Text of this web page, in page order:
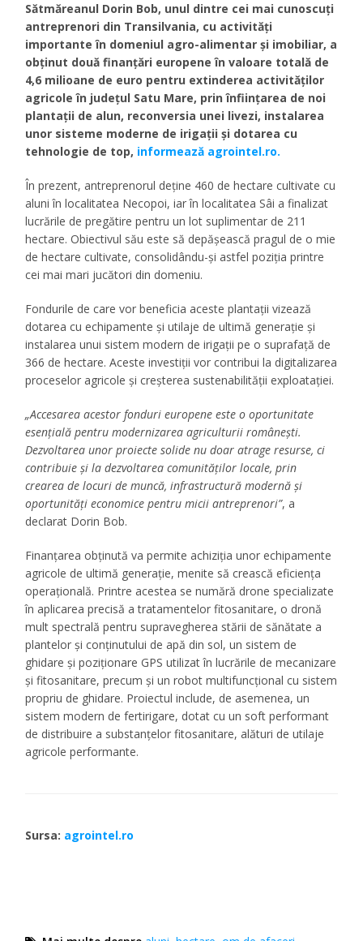
Sătmăreanul Dorin Bob, unul dintre cei mai cunoscuți
antreprenori din Transilvania, cu activități
importante în domeniul agro-alimentar și imobiliar, a
obținut două finanțări europene în valoare totală de
4,6 milioane de euro pentru extinderea activităților
agricole în județul Satu Mare, prin înființarea de noi
plantații de alun, reconversia unei livezi, instalarea
unor sisteme moderne de irigații și dotarea cu
tehnologie de top, informează agrointel.ro.
În prezent, antreprenorul deține 460 de hectare cultivate cu
aluni în localitatea Necopoi, iar în localitatea Sâi a finalizat
lucrările de pregătire pentru un lot suplimentar de 211
hectare. Obiectivul său este să depășească pragul de o mie
de hectare cultivate, consolidându-și astfel poziția printre
cei mai mari jucători din domeniu.
Fondurile de care vor beneficia aceste plantații vizează
dotarea cu echipamente și utilaje de ultimă generație și
instalarea unui sistem modern de irigații pe o suprafață de
366 de hectare. Aceste investiții vor contribui la digitalizarea
proceselor agricole și creșterea sustenabilității exploatației.
„Accesarea acestor fonduri europene este o oportunitate
esențială pentru modernizarea agriculturii românești.
Dezvoltarea unor proiecte solide nu doar atrage resurse, ci
contribuie și la dezvoltarea comunităților locale, prin
crearea de locuri de muncă, infrastructură modernă și
oportunități economice pentru micii antreprenori”, a
declarat Dorin Bob.
Finanțarea obținută va permite achiziția unor echipamente
agricole de ultimă generație, menite să crească eficiența
operațională. Printre acestea se numără drone specializate
în aplicarea precisă a tratamentelor fitosanitare, o dronă
mult spectrală pentru supravegherea stării de sănătate a
plantelor și conținutului de apă din sol, un sistem de
ghidare și poziționare GPS utilizat în lucrările de mecanizare
și fitosanitare, precum și un robot multifuncțional cu sistem
propriu de ghidare. Proiectul include, de asemenea, un
sistem modern de fertirigare, dotat cu un soft performant
de distribuire a substanțelor fitosanitare, alături de utilaje
agricole performante.
Sursa: agrointel.ro